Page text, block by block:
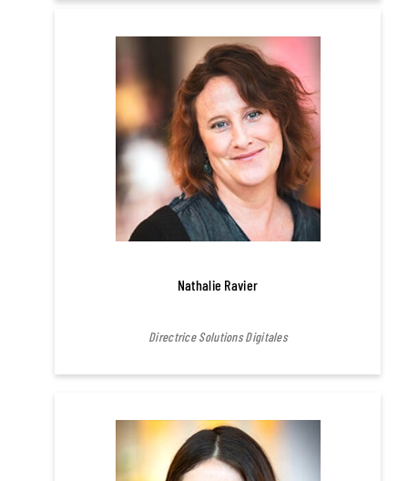
Nathalie Ravier
Directrice Solutions Digitales